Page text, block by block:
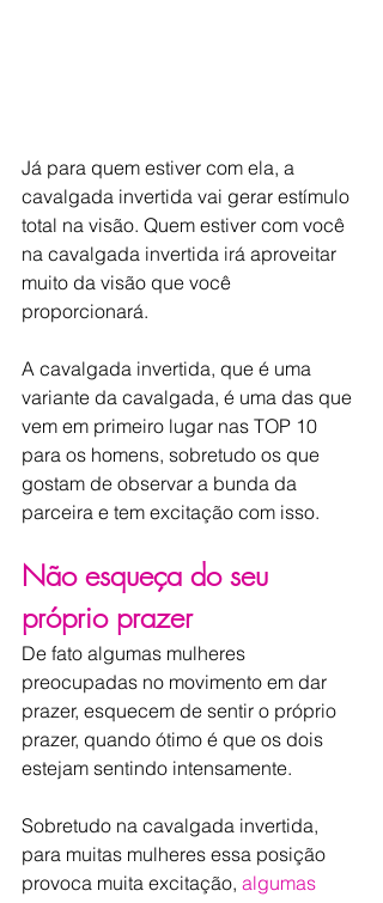
Já para quem estiver com ela, a
cavalgada invertida vai gerar estímulo
total na visão. Quem estiver com você
na cavalgada invertida irá aproveitar
muito da visão que você
proporcionará.
A cavalgada invertida, que é uma
variante da cavalgada, é uma das que
vem em primeiro lugar nas TOP 10
para os homens, sobretudo os que
gostam de observar a bunda da
parceira e tem excitação com isso.
Não esqueça do seu
próprio prazer
De fato algumas mulheres
preocupadas no movimento em dar
prazer, esquecem de sentir o próprio
prazer, quando ótimo é que os dois
estejam sentindo intensamente.
Sobretudo na cavalgada invertida,
para muitas mulheres essa posição
provoca muita excitação, algumas